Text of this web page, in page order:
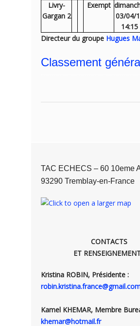
Livry-
Gargan 2
Exempt
03/04/
14:15
Directeur du groupe Hugues
Classement
TAC ECHECS – 60 10eme
93290 Tremblay-en-France
CONTACTS
ET
Kristina ROBIN, Présidente :
Kamel KHEMAR, Membre
khemar@hotmail.fr